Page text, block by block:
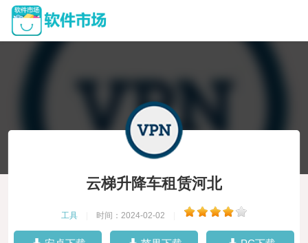
云梯升降车租赁河北
工具 时间：2024-02-02